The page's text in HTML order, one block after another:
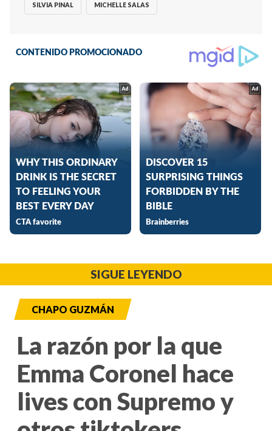
SILVIA PINAL MICHELLE SALAS
SIGUE LEYENDO
CHAPO GUZMÁN
La razón por la que
Emma Coronel hace
lives con Supremo y